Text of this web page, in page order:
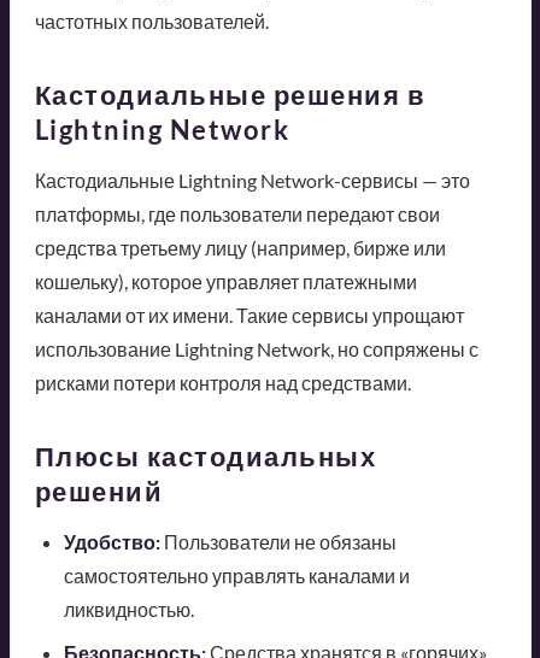
частотных пользователей.
Кастодиальные решения в
Lightning Network
Кастодиальные Lightning Network-сервисы — это
платформы, где пользователи передают свои
средства третьему лицу (например, бирже или
кошельку), которое управляет платежными
каналами от их имени. Такие сервисы упрощают
использование Lightning Network, но сопряжены с
рисками потери контроля над средствами.
Плюсы кастодиальных
решений
Удобство:Пользователи не обязаны
самостоятельно управлять каналами и
ликвидностью.
Безопасность:Средства хранятся в «горячих»